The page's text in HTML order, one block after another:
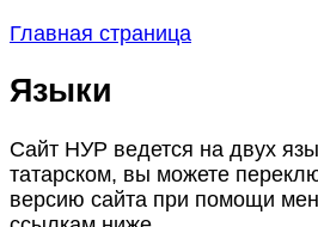
Главная страница
Языки
Сайт НУР ведется на двух
татарском, вы можете
версию сайта при помощи